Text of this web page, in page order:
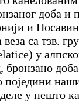
доба и
и
са тзв.
у
бронзано
поједини
у нешто